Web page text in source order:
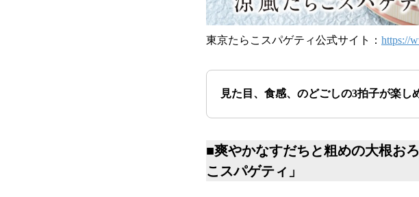
東京たらこスパゲティ公式サイト： https://
見た目、食感、のどごしの3拍子が楽し
■爽やかなすだちと粗めの大根お
こスパゲティ 」